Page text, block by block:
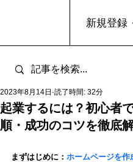
新規登録
起業するには？初心者
順・成功のコツを徹底
2023年8月14日 読了時間: 32分
まずはじめに： ホームページを作